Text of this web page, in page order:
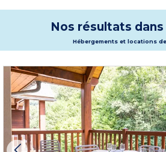
Nos résultats
Hébergements et locations